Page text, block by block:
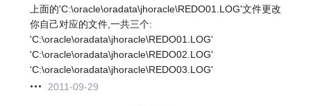
上面的'C:\oracle\oradata\jhoracle\REDO01.LOG'文件更改
你自己对应的文件,一共三个:
'C:\oracle\oradata\jhoracle\REDO01.LOG'
'C:\oracle\oradata\jhoracle\REDO02.LOG'
'C:\oracle\oradata\jhoracle\REDO03.LOG'
2011-09-29